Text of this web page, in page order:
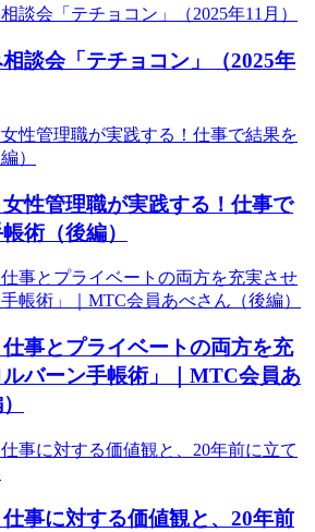
談会「テチョコン」（2025年
女性管理職が実践する！仕事で
術（後編）
仕事とプライベートの両方を充
バーン手帳術」｜MTC会員あ
仕事に対する価値観と、20年前